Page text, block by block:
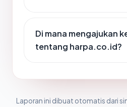
Di mana mengajukan
tentang harpa.co.id?
Laporan ini dibuat otomatis dari